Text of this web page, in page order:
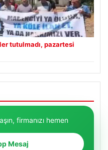
tutulmadı, pazartesi
firmanızı hemen
Mesaj